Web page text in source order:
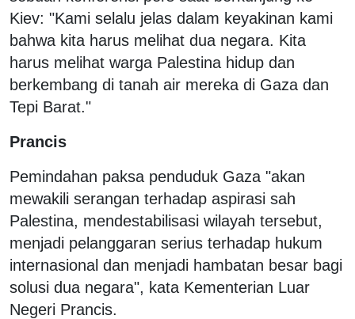
Kiev: "Kami selalu jelas dalam keyakinan kami
bahwa kita harus melihat dua negara. Kita
harus melihat warga Palestina hidup dan
berkembang di tanah air mereka di Gaza dan
Tepi Barat."
Prancis
Pemindahan paksa penduduk Gaza "akan
mewakili serangan terhadap aspirasi sah
Palestina, mendestabilisasi wilayah tersebut,
menjadi pelanggaran serius terhadap hukum
internasional dan menjadi hambatan besar bagi
solusi dua negara", kata Kementerian Luar
Negeri Prancis.